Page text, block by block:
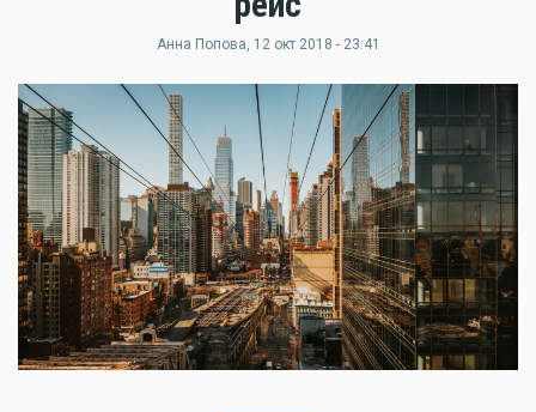
Анна Попова, 12 окт 2018 - 23:41